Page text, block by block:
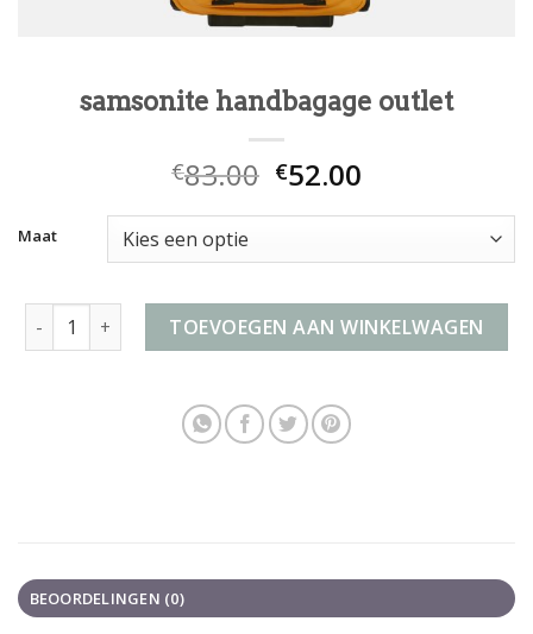
samsonite handbagage outlet
€83.00 €52.00
Maat
samsonite handbagage outlet aantal
TOEVOEGEN AAN WINKELWAGEN
BEOORDELINGEN (0)